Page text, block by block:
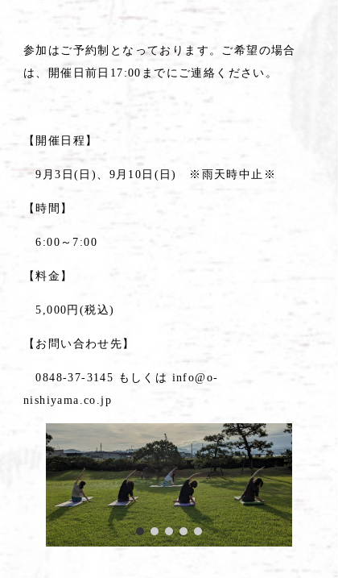
参加はご予約制となっております。ご希望の場合
は、開催日前日17:00までにご連絡ください。
【開催日程】
9月3日(日)、9月10日(日) ※雨天時中止※
【時間】
6:00～7:00
【料金】
5,000円(税込)
【お問い合わせ先】
0848-37-3145 もしくは info@o-
nishiyama.co.jp